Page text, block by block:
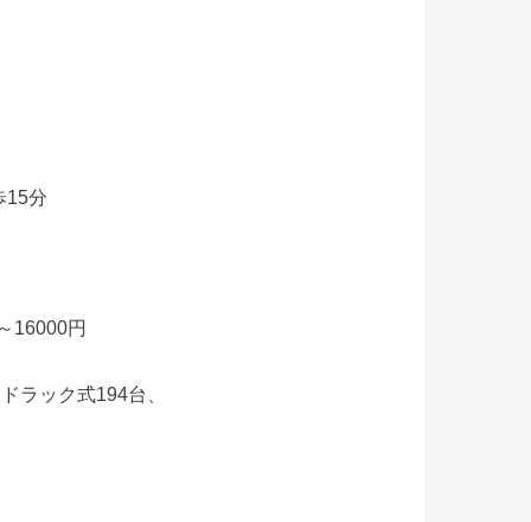
15分
16000円
ラック式194台、